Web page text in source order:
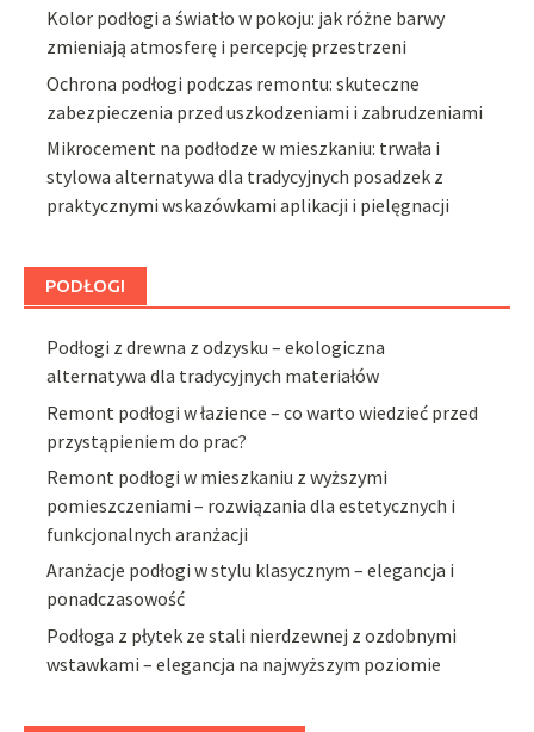
Kolor podłogi a światło w pokoju: jak różne barwy
zmieniają atmosferę i percepcję przestrzeni
Ochrona podłogi podczas remontu: skuteczne
zabezpieczenia przed uszkodzeniami i zabrudzeniami
Mikrocement na podłodze w mieszkaniu: trwała i
stylowa alternatywa dla tradycyjnych posadzek z
praktycznymi wskazówkami aplikacji i pielęgnacji
PODŁOGI
Podłogi z drewna z odzysku – ekologiczna
alternatywa dla tradycyjnych materiałów
Remont podłogi w łazience – co warto wiedzieć przed
przystąpieniem do prac?
Remont podłogi w mieszkaniu z wyższymi
pomieszczeniami – rozwiązania dla estetycznych i
funkcjonalnych aranżacji
Aranżacje podłogi w stylu klasycznym – elegancja i
ponadczasowość
Podłoga z płytek ze stali nierdzewnej z ozdobnymi
wstawkami – elegancja na najwyższym poziomie